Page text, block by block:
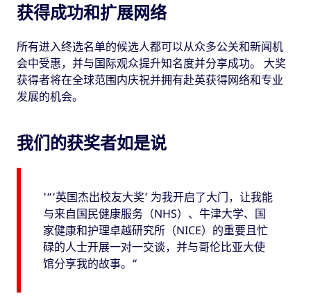
获得成功和扩展网络
所有进入终选名单的候选人都可以从众多公关和新闻机
会中受惠，并与国际观众提升知名度并分享成功。 大奖
获得者将在全球范围内庆祝并拥有赴英获得网络和专业
发展的机会。
我们的获奖者如是说
'“‘英国杰出校友大奖’ 为我开启了大门，让我能
与来自国民健康服务（NHS）、牛津大学、国
家健康和护理卓越研究所（NICE）的重要且忙
碌的人士开展一对一交谈，并与哥伦比亚大使
馆分享我的故事。“